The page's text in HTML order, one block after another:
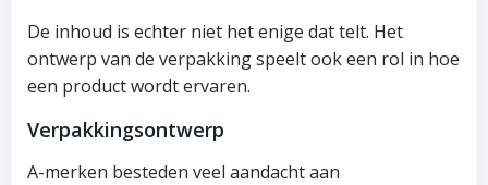
De inhoud is echter niet het enige dat telt. Het
ontwerp van de verpakking speelt ook een rol in hoe
een product wordt ervaren.
Verpakkingsontwerp
A-merken besteden veel aandacht aan